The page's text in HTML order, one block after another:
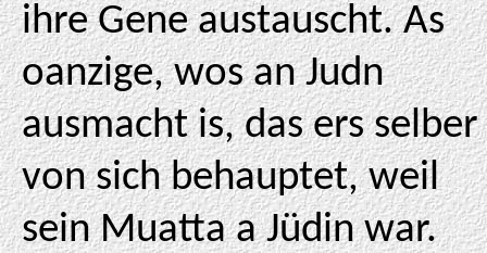
ihre Gene austauscht. As
oanzige, wos an Judn
ausmacht is, das ers selber
von sich behauptet, weil
sein Muatta a Jüdin war.